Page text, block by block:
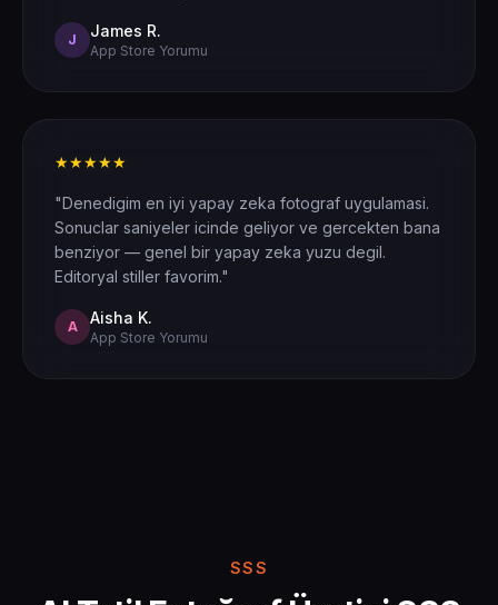
J James R.
App Store Yorumu
★★★★★
"Denedigim en iyi yapay zeka fotograf uygulamasi.
Sonuclar saniyeler icinde geliyor ve gercekten bana
benziyor — genel bir yapay zeka yuzu degil.
Editoryal stiller favorim."
A Aisha K.
App Store Yorumu
SSS